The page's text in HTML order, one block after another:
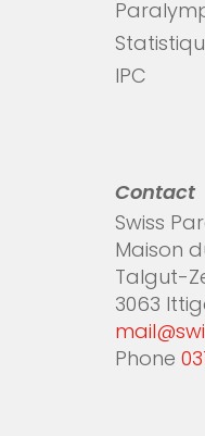
IPC
Contact
Swiss
Maison
Talgut-
3063
Phone